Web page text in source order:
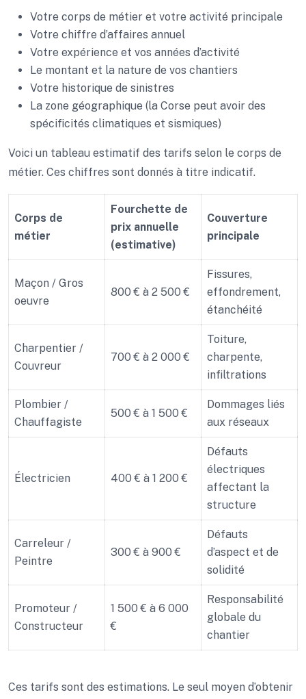
Votre corps de métier et votre activité principale
Votre chiffre d’affaires annuel
Votre expérience et vos années d’activité
Le montant et la nature de vos chantiers
Votre historique de sinistres
La zone géographique (la Corse peut avoir des
spécificités climatiques et sismiques)
Voici un tableau estimatif des tarifs selon le corps de
métier. Ces chiffres sont donnés à titre indicatif.
Corps de
métier
Fourchette de
prix annuelle
(estimative)
Couverture
principale
Maçon / Gros
oeuvre
800 € à 2 500 €
Fissures,
effondrement,
étanchéité
Charpentier /
Couvreur
700 € à 2 000 €
Toiture,
charpente,
infiltrations
Plombier /
Chauffagiste
500 € à 1 500 €
Dommages liés
aux réseaux
Électricien 400 € à 1 200 €
Défauts
électriques
affectant la
structure
Carreleur /
Peintre
300 € à 900 €
Défauts
d’aspect et de
solidité
Promoteur /
Constructeur
1 500 € à 6 000
€
Responsabilité
globale du
chantier
Ces tarifs sont des estimations. Le seul moyen d’obtenir